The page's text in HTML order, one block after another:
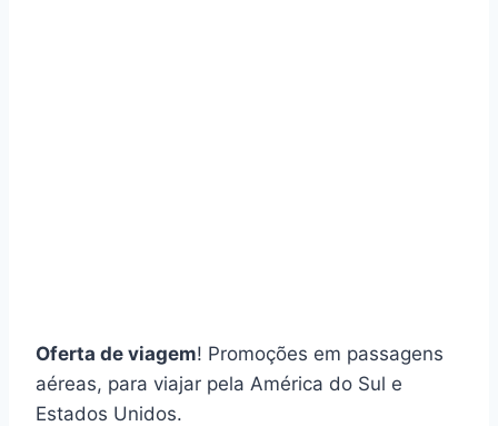
Oferta de viagem! Promoções em passagens
aéreas, para viajar pela América do Sul e
Estados Unidos.